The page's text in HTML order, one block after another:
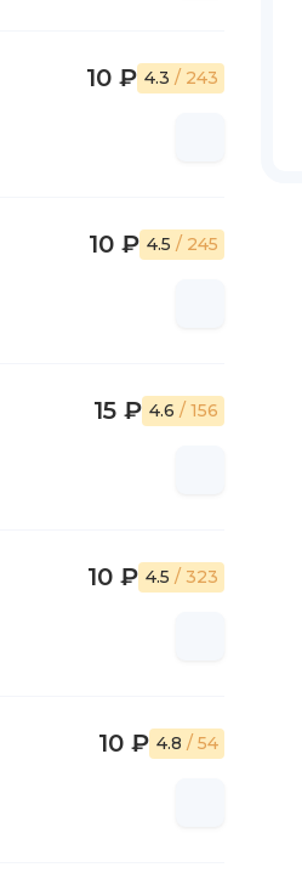
10 ₽ 4.3 / 243
10 ₽ 4.5 / 245
15 ₽ 4.6 / 156
10 ₽ 4.5 / 323
10 ₽ 4.8 / 54